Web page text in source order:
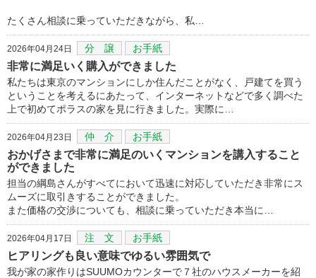
たくさん相談に乗っていただきながら、私…
2026年04月24日 分 譲 お手紙
非常に満足いく購入ができました
私たちは東京のマンションにしか住んだことがなく、戸建てを買う
ということを考えるにあたって、インターネットなどで多く調べた
上で初めてポラスの家を見に行きました。実際に…
2026年04月23日 仲 介 お手紙
おかげさまで非常に満足のいくマンションを講入すること
ができました
担当の綱島さんがすべてにおいて迅速に対応していただき非常にス
ムーズに取引きすることができました。
また価格の交渉についても、相談に乗っていただき本当に…
2026年04月17日 注 文 お手紙
ヒアリングも良い意味でゆるい雰囲気で
我が家の家作りはSUUMOカウンターで７社のハウスメーカーを紹